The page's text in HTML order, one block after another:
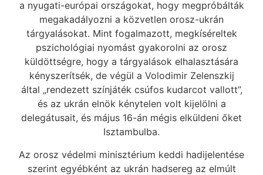
a nyugati-európai országokat, hogy megpróbálták
megakadályozni a közvetlen orosz-ukrán
tárgyalásokat. Mint fogalmazott, megkíséreltek
pszichológiai nyomást gyakorolni az orosz
küldöttségre, hogy a tárgyalások elhalasztására
kényszerítsék, de végül a Volodimir Zelenszkij
által „rendezett színjáték csúfos kudarcot vallott”,
és az ukrán elnök kénytelen volt kijelölni a
delegátusait, és május 16-án mégis elküldeni őket
Isztambulba.
Az orosz védelmi minisztérium keddi hadijelentése
szerint egyébként az ukrán hadsereg az elmúlt